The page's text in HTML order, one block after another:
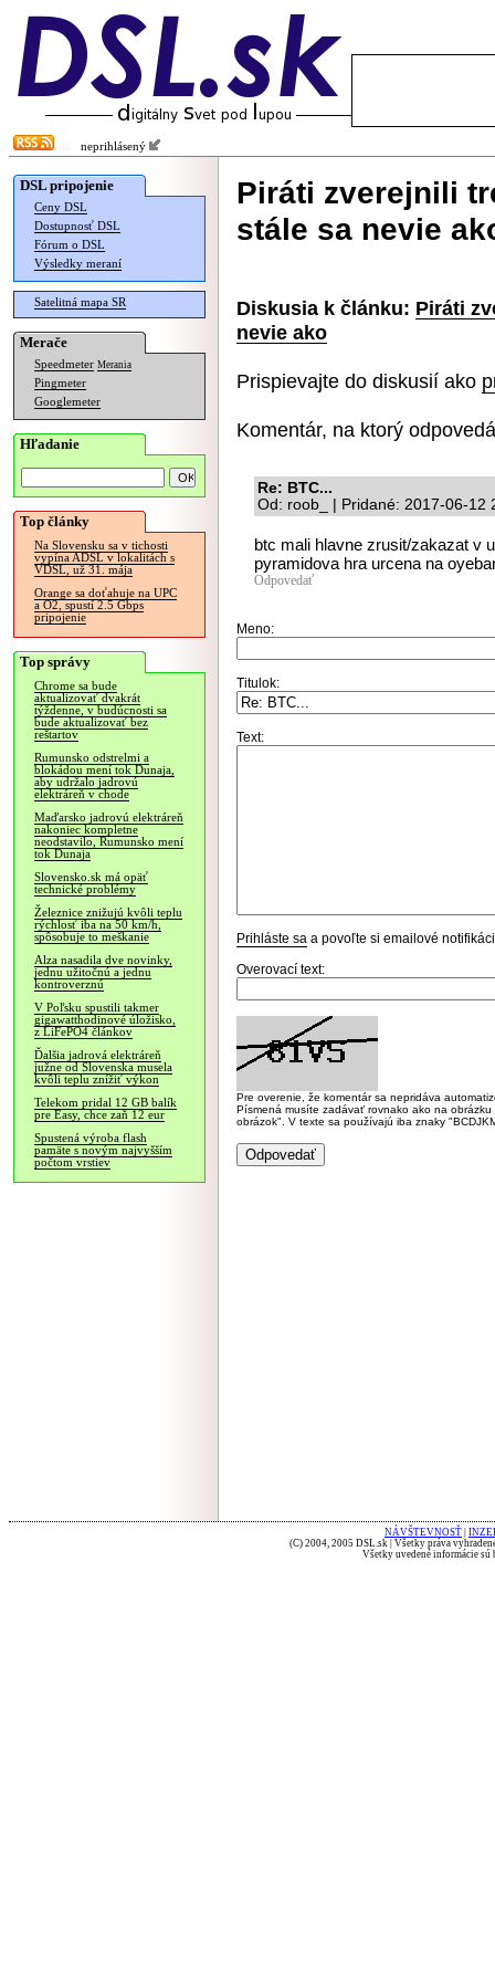
neprihlásený
DSL pripojenie
Ceny DSL
Dostupnosť DSL
Fórum o DSL
Výsledky meraní
Satelitná mapa SR
Merače
Speedmeter Merania
Pingmeter
Googlemeter
Hľadanie
Top články
Na Slovensku sa v tichosti
vypína ADSL v lokalitách s
VDSL, už 31. mája
Orange sa doťahuje na UPC
a O2, spustí 2.5 Gbps
pripojenie
Top správy
Chrome sa bude
aktualizovať dvakrát
týždenne, v budúcnosti sa
bude aktualizovať bez
reštartov
Rumunsko odstrelmi a
blokádou mení tok Dunaja,
aby udržalo jadrovú
elektráreň v chode
Maďarsko jadrovú elektráreň
nakoniec kompletne
neodstavilo, Rumunsko mení
tok Dunaja
Slovensko.sk má opäť
technické problémy
Železnice znižujú kvôli teplu
rýchlosť iba na 50 km/h,
spôsobuje to meškanie
Alza nasadila dve novinky,
jednu užitočnú a jednu
kontroverznú
V Poľsku spustili takmer
gigawatthodinové úložisko,
z LiFePO4 článkov
Ďalšia jadrová elektráreň
južne od Slovenska musela
kvôli teplu znížiť výkon
Telekom pridal 12 GB balík
pre Easy, chce zaň 12 eur
Spustená výroba flash
pamäte s novým najvyšším
počtom vrstiev
Piráti zverejnili
stále sa nevie
Diskusia k článku: Piráti
nevie ako
Prispievajte do diskusií ako
Komentár, na ktorý
Re: BTC...
Od: roob_ | Pridané: 2017-06-12
btc mali hlavne zrusit/zakazat v
pyramidova hra urcena na
Odpovedať
Meno:
Titulok:
Text:
Prihláste sa a povoľte si emailové
Overovací text:
Pre overenie, že komentár sa nepridáva
Písmená musíte zadávať rovnako ako na
obrázok". V texte sa používajú iba znaky
NÁVŠTEVNOSŤ
(C) 2004, 2005 DSL.sk | Všetky práva
Všetky uvedené informácie sú